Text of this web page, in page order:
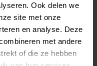
Ook delen we
site met onze
en analyse. Deze
met andere
of die ze hebben